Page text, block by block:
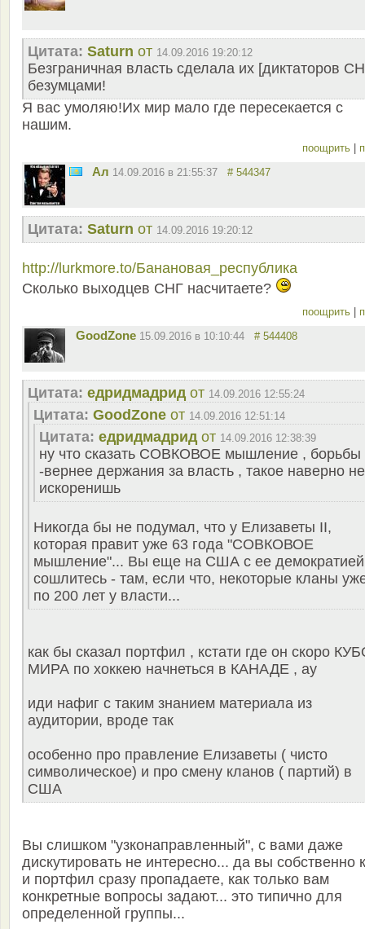
Цитата: Saturn от 14.09.2016 19:20:12
Безграничная власть сделала их [диктаторов
безумцами!
Я вас умоляю!Их мир мало где пересекается с
нашим.
поощрить
Ал 14.09.2016 в 21:55:37 # 544347
Цитата: Saturn от 14.09.2016 19:20:12
http://lurkmore.to/Банановая_республика
Сколько выходцев СНГ насчитаете?
поощрить
GoodZone 15.09.2016 в 10:10:44 # 544408
Цитата: едридмадрид от 14.09.2016 12:55:24
Цитата: GoodZone от 14.09.2016 12:51:14
Цитата: едридмадрид от 14.09.2016 12:38:39
ну что сказать СОВКОВОЕ мышление , борьбы
-вернее держания за власть , такое наверно не
искоренишь
Никогда бы не подумал, что у Елизаветы II,
которая правит уже 63 года "СОВКОВОЕ
мышление"... Вы еще на США с ее демократией
сошлитесь - там, если что, некоторые кланы
по 200 лет у власти...
как бы сказал портфил , кстати где он скоро
МИРА по хоккею начнеться в КАНАДЕ , ау
иди нафиг с таким знанием материала из
аудитории, вроде так
особенно про правление Елизаветы ( чисто
символическое) и про смену кланов ( партий) в
США
Вы слишком "узконаправленный", с вами даже
дискутировать не интересно... да вы собственно
и портфил сразу пропадаете, как только вам
конкретные вопросы задают... это типично для
определенной группы...